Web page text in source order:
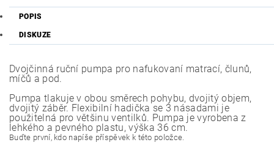
POPIS
DISKUZE
Dvojčinná ruční pumpa pro nafukovaní matrací, člunů,
míčů a pod.
Pumpa tlakuje v obou směrech pohybu, dvojitý objem,
dvojitý záběr. Flexibilní hadička se 3 násadami je
použitelná pro většinu ventilků. Pumpa je vyrobena z
lehkého a pevného plastu, výška 36 cm.
Buďte první, kdo napíše příspěvek k této položce.